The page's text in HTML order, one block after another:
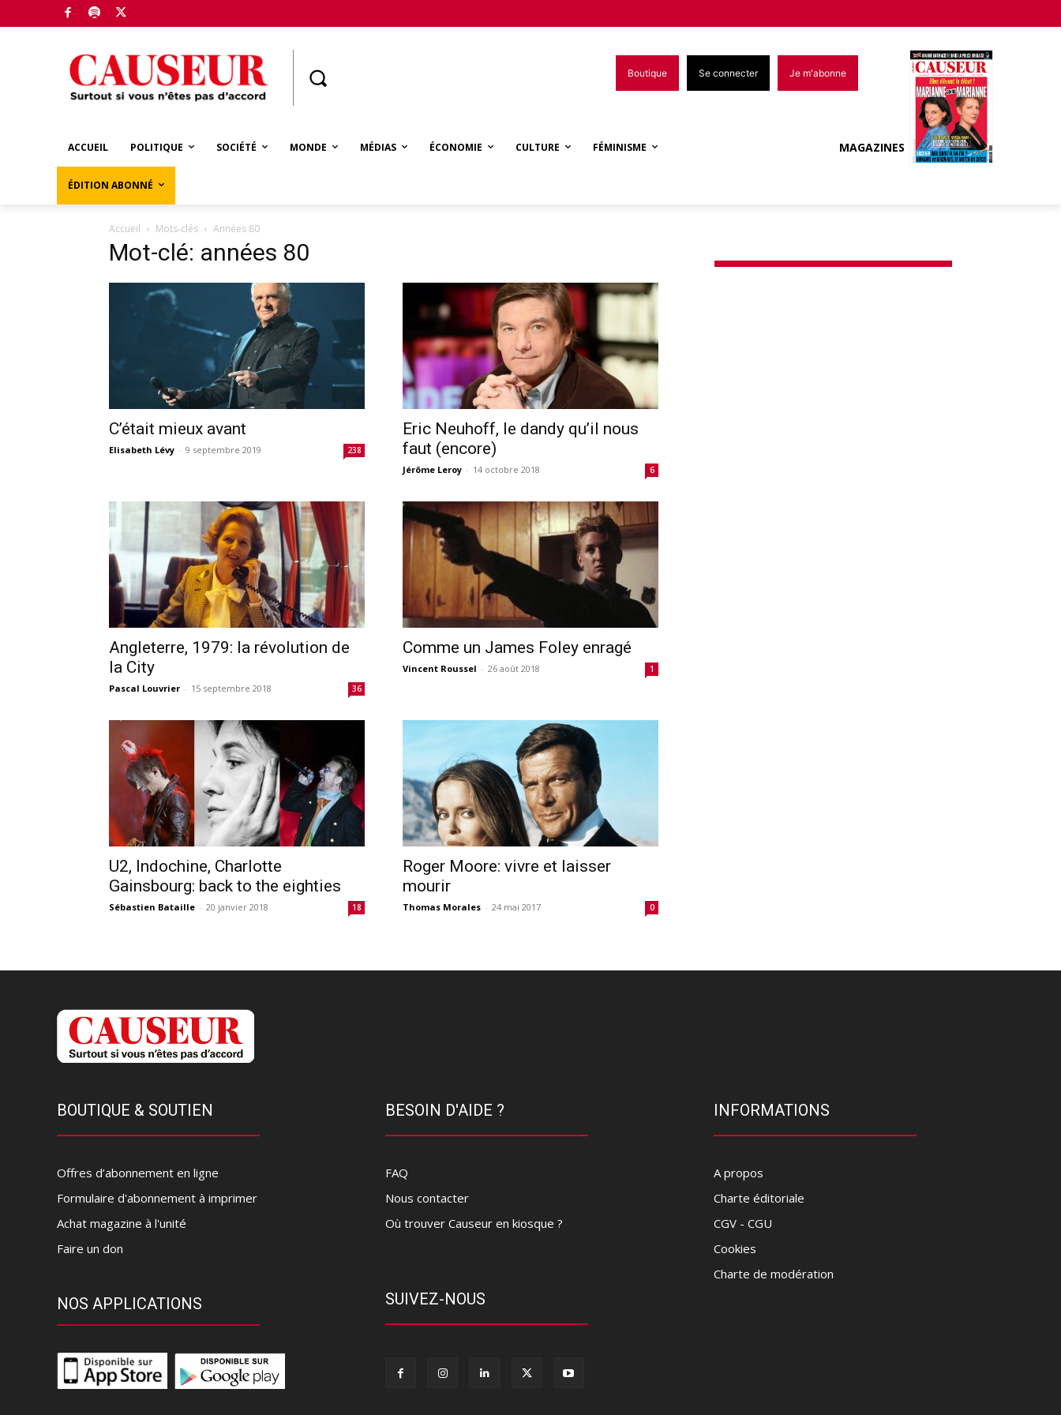
Boutique Se connecter Je m'abonne
ACCUEIL POLITIQUE SOCIÉTÉ MONDE MÉDIAS ÉCONOMIE CULTURE FÉMINISME
ÉDITION ABONNÉ
MAGAZINES
Accueil Mots-clés Années 80
Mot-clé: années 80
C’était mieux avant
Elisabeth Lévy - 9 septembre 2019 238
Eric Neuhoff, le dandy qu’il nous
faut (encore)
Jérôme Leroy - 14 octobre 2018 6
Angleterre, 1979: la révolution de
la City
Pascal Louvrier - 15 septembre 2018 36
Comme un James Foley enragé
Vincent Roussel - 26 août 2018 1
U2, Indochine, Charlotte
Gainsbourg: back to the eighties
Sébastien Bataille - 20 janvier 2018 18
Roger Moore: vivre et laisser
mourir
Thomas Morales - 24 mai 2017 0
BOUTIQUE & SOUTIEN
Offres d’abonnement en ligne
Formulaire d'abonnement à imprimer
Achat magazine à l'unité
Faire un don
NOS APPLICATIONS
BESOIN D'AIDE ?
FAQ
Nous contacter
Où trouver Causeur en kiosque ?
SUIVEZ-NOUS
INFORMATIONS
A propos
Charte éditoriale
CGV - CGU
Cookies
Charte de modération